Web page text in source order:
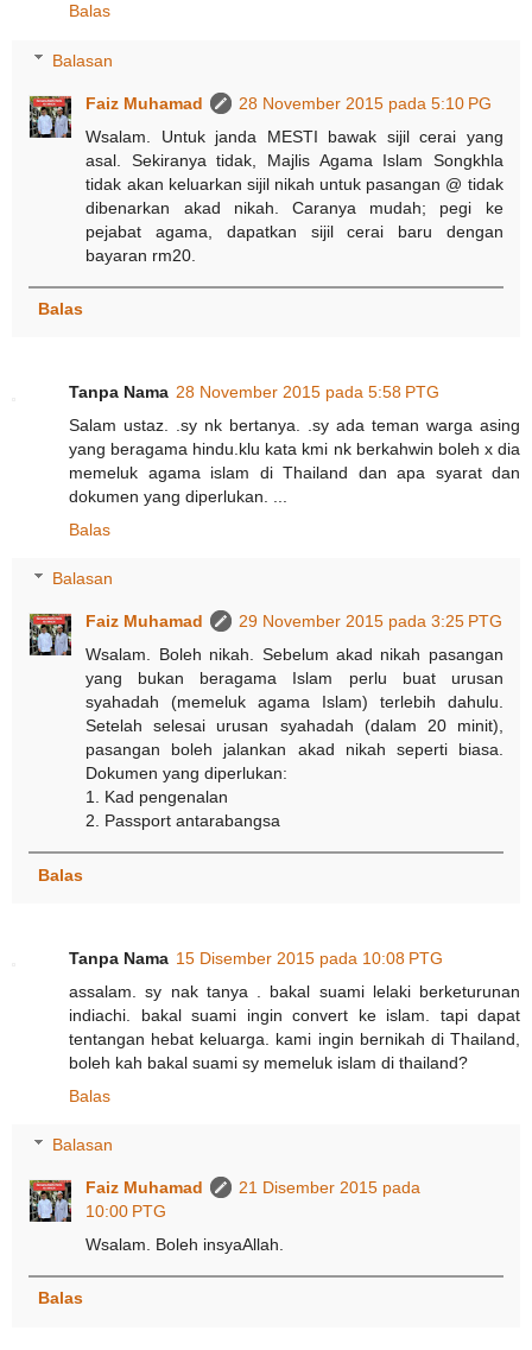
Balas
Balasan
Faiz Muhamad
28 November 2015 pada 5:10 PG
Wsalam. Untuk janda MESTI bawak sijil cerai yang
asal. Sekiranya tidak, Majlis Agama Islam Songkhla
tidak akan keluarkan sijil nikah untuk pasangan @ tidak
dibenarkan akad nikah. Caranya mudah; pegi ke
pejabat agama, dapatkan sijil cerai baru dengan
bayaran rm20.
Balas
Tanpa Nama 28 November 2015 pada 5:58 PTG
Salam ustaz. .sy nk bertanya. .sy ada teman warga asing
yang beragama hindu.klu kata kmi nk berkahwin boleh x dia
memeluk agama islam di Thailand dan apa syarat dan
dokumen yang diperlukan. ...
Balas
Balasan
Faiz Muhamad
29 November 2015 pada 3:25 PTG
Wsalam. Boleh nikah. Sebelum akad nikah pasangan
yang bukan beragama Islam perlu buat urusan
syahadah (memeluk agama Islam) terlebih dahulu.
Setelah selesai urusan syahadah (dalam 20 minit),
pasangan boleh jalankan akad nikah seperti biasa.
Dokumen yang diperlukan:
1. Kad pengenalan
2. Passport antarabangsa
Balas
Tanpa Nama 15 Disember 2015 pada 10:08 PTG
assalam. sy nak tanya . bakal suami lelaki berketurunan
indiachi. bakal suami ingin convert ke islam. tapi dapat
tentangan hebat keluarga. kami ingin bernikah di Thailand,
boleh kah bakal suami sy memeluk islam di thailand?
Balas
Balasan
Faiz Muhamad
21 Disember 2015 pada
10:00 PTG
Wsalam. Boleh insyaAllah.
Balas